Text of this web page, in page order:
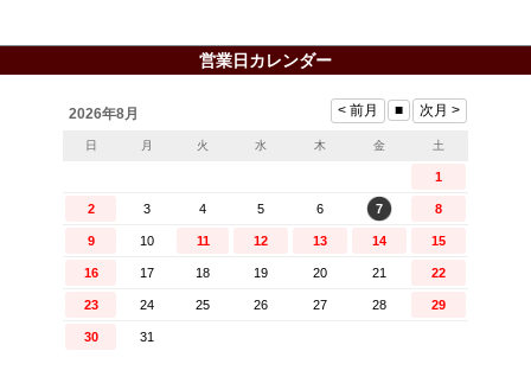
営業日カレンダー